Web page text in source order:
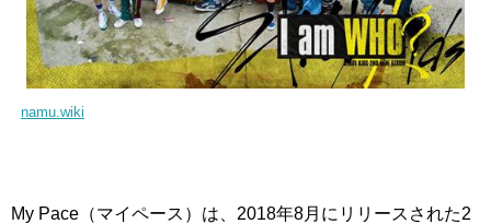
namu.wiki
My Pace（マイペース）は、2018年8月にリリースされた2